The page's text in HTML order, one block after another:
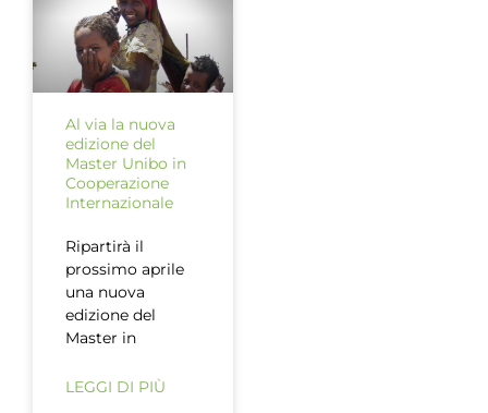
Al via la nuova
edizione del
Master Unibo in
Cooperazione
Internazionale
Ripartirà il
prossimo aprile
una nuova
edizione del
Master in
LEGGI DI PIÙ